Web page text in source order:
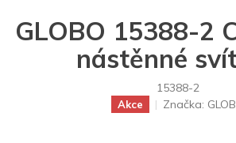
GLOBO 15388-2
nástěnné
15388-2
Akce Značka: